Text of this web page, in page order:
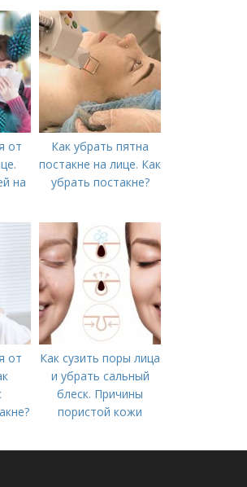
от
на
Как убрать пятна
постакне на лице. Как
убрать постакне?
от
Как сузить поры лица
и убрать сальный
блеск. Причины
пористой кожи